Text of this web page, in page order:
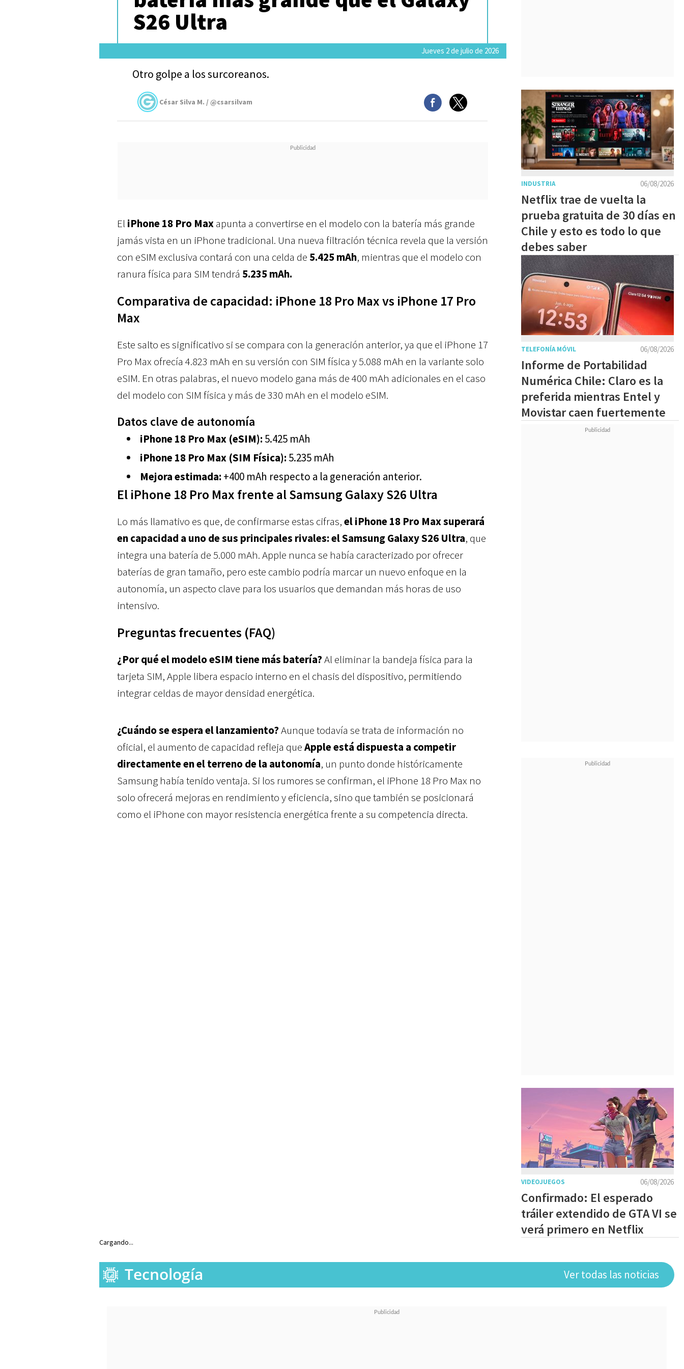
S26 Ultra
Jueves 2 de julio de 2026
Otro golpe a los surcoreanos.
César Silva M. / @csarsilvam
El iPhone 18 Pro Maxapunta a convertirse en el modelo con la batería más grande
jamás vista en un iPhone tradicional. Una nueva filtración técnica revela que la versión
con eSIM exclusiva contará con una celda de 5.425 mAh, mientras que el modelo con
ranura física para SIM tendrá 5.235 mAh.
Comparativa de capacidad: iPhone 18 Pro Max vs iPhone 17 Pro
Max
Este salto es significativo si se compara con la generación anterior, ya que el iPhone 17
Pro Max ofrecía 4.823 mAh en su versión con SIM física y 5.088 mAh en la variante solo
eSIM. En otras palabras, el nuevo modelo gana más de 400 mAh adicionales en el caso
del modelo con SIM física y más de 330 mAh en el modelo eSIM.
Datos clave de autonomía
iPhone 18 Pro Max (eSIM): 5.425 mAh
iPhone 18 Pro Max (SIM Física): 5.235 mAh
Mejora estimada: +400 mAh respecto a la generación anterior.
El iPhone 18 Pro Max frente al Samsung Galaxy S26 Ultra
Lo más llamativo es que, de confirmarse estas cifras,el iPhone 18 Pro Max superará
en capacidad a uno de sus principales rivales: el Samsung Galaxy S26 Ultra, que
integra una batería de 5.000 mAh. Apple nunca se había caracterizado por ofrecer
baterías de gran tamaño, pero este cambio podría marcar un nuevo enfoque en la
autonomía, un aspecto clave para los usuarios que demandan más horas de uso
intensivo.
Preguntas frecuentes (FAQ)
¿Por qué el modelo eSIM tiene más batería?Al eliminar la bandeja física para la
tarjeta SIM, Apple libera espacio interno en el chasis del dispositivo, permitiendo
integrar celdas de mayor densidad energética.
¿Cuándo se espera el lanzamiento?Aunque todavía se trata de información no
oficial, el aumento de capacidad refleja queApple está dispuesta a competir
directamente en el terreno de la autonomía, un punto donde históricamente
Samsung había tenido ventaja. Si los rumores se confirman, el iPhone 18 Pro Max no
solo ofrecerá mejoras en rendimiento y eficiencia, sino que también se posicionará
como el iPhone con mayor resistencia energética frente a su competencia directa.
06/08/2026
INDUSTRIA
Netflix trae de vuelta la
prueba gratuita de 30 días en
Chile y esto es todo lo que
debes saber
06/08/2026
TELEFONÍA MÓVIL
Informe de Portabilidad
Numérica Chile: Claro es la
preferida mientras Entel y
Movistar caen fuertemente
06/08/2026
VIDEOJUEGOS
Confirmado: El esperado
tráiler extendido de GTA VI se
verá primero en Netflix
Cargando...
Ver todas las noticias
Tecnología